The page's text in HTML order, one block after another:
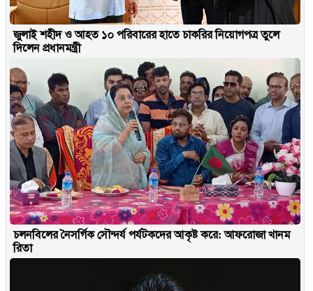
জুলাই শহীদ ও আহত ১০ পরিবারের হাতে চাকরির নিয়োগপত্র তুলে
দিলেন প্রধানমন্ত্রী
চলনবিলের নৈসর্গিক সৌন্দর্য পর্যটকদের আকৃষ্ট করে: আফরোজা খানম
রিতা